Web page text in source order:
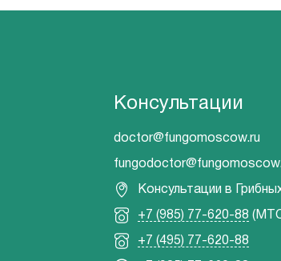
Консультации
doctor@fungomoscow.ru
Консультации в
+7 (985) 77-620-88
+7 (495) 77-620-88